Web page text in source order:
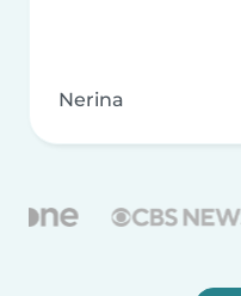
Nerina